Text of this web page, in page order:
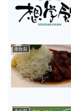
未分類